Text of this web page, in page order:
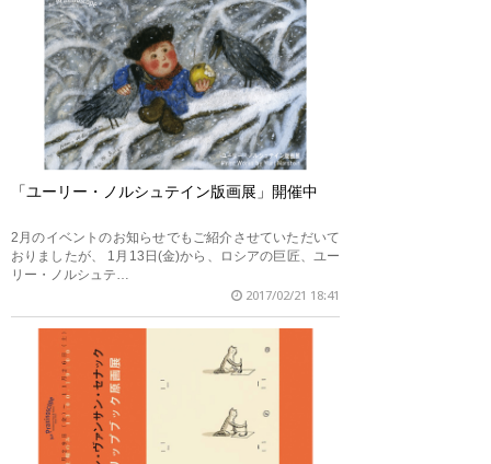
「ユーリー・ノルシュテイン版画展」開催中
2月のイベントのお知らせでもご紹介させていただいて
おりましたが、 1月13日(金)から、ロシアの巨匠、ユー
リー・ノルシュテ…
2017/02/21 18:41